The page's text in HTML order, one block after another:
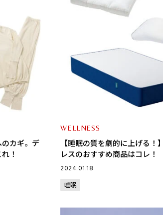
のカギ。デ
！
WELLNESS
【睡眠の質を劇的に上げる！
レスのおすすめ商品はコレ！
2024.01.18
睡眠